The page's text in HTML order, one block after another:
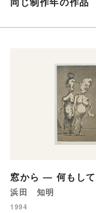
窓から ― 何もして
浜田 知明
1994